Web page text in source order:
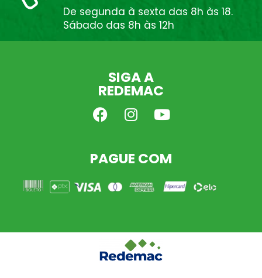
De segunda à sexta das 8h às 18.
Sábado das 8h às 12h
SIGA A
REDEMAC
PAGUE COM